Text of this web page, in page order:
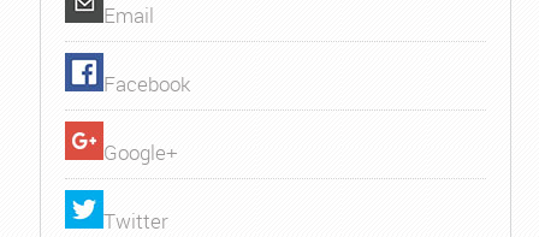
Email
Facebook
Google+
Twitter